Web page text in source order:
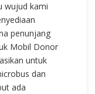
wujud kami
penunjang
Mobil Donor
untuk
dan
ada